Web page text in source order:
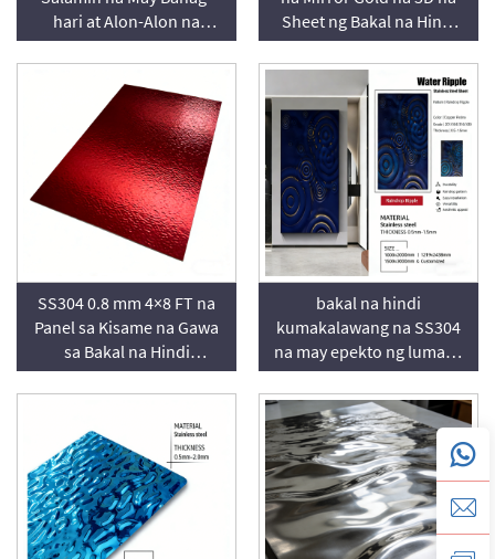
hari at Alon-Alon na
Disenyo sa Mga Sheet na
Stainless Steel
Sheet ng Bakal na Hindi
Kumakalawang na May
Maliit na Alon at Ulat ng
Tubig
SS304 0.8 mm 4×8 FT na
Panel sa Kisame na Gawa
sa Bakal na Hindi
Kumakalawang na May
Maliit na Ulat at Mirror-
polished na PVD na Pula
bakal na hindi
kumakalawang na SS304
na may epekto ng lumang
tanso at bakal na may
patina ng tanso, may
disenyo ng ulan na patak
na ulat para sa mga pader
na arkitektural na may
tekstura; kapal na 0.5–1.5
mm, available ang mga
sukat na pasadya